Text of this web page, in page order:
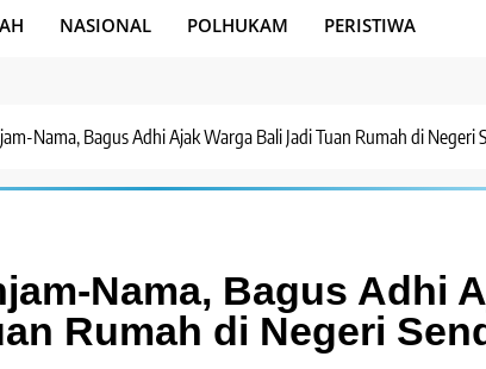
NASIONAL POLHUKAM PERISTIWA
Nama, Bagus Adhi Ajak Warga Bali Jadi Tuan Rumah di Negeri
Nama, Bagus Adhi
Rumah di Negeri